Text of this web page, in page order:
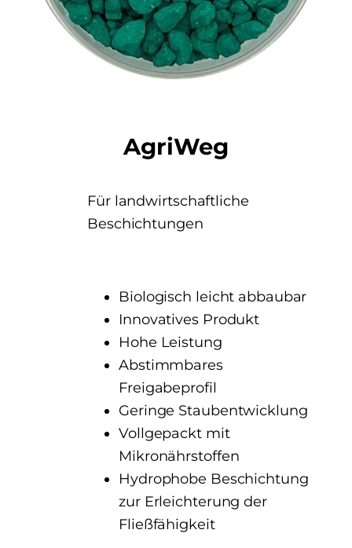
AgriWeg
Für landwirtschaftliche
Beschichtungen
Biologisch leicht abbaubar
Innovatives Produkt
Hohe Leistung
Abstimmbares
Freigabeprofil
Geringe Staubentwicklung
Vollgepackt mit
Mikronährstoffen
Hydrophobe Beschichtung
zur Erleichterung der
Fließfähigkeit